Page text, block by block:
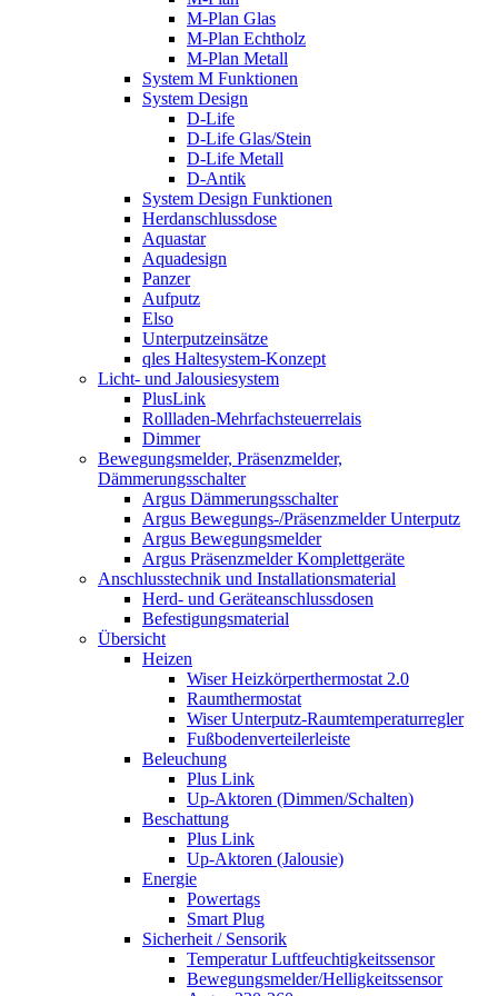
M-Plan Glas
M-Plan Echtholz
M-Plan Metall
System M Funktionen
System Design
D-Life
D-Life Glas/Stein
D-Life Metall
D-Antik
System Design Funktionen
Herdanschlussdose
Aquastar
Aquadesign
Panzer
Aufputz
Elso
Unterputzeinsätze
qles Haltesystem-Konzept
Licht- und Jalousiesystem
PlusLink
Rollladen-Mehrfachsteuerrelais
Dimmer
Bewegungsmelder, Präsenzmelder,
Dämmerungsschalter
Argus Dämmerungsschalter
Argus Bewegungs-/Präsenzmelder Unterputz
Argus Bewegungsmelder
Argus Präsenzmelder Komplettgeräte
Anschlusstechnik und Installationsmaterial
Herd- und Geräteanschlussdosen
Befestigungsmaterial
Übersicht
Heizen
Wiser Heizkörperthermostat 2.0
Raumthermostat
Wiser Unterputz-Raumtemperaturregler
Fußbodenverteilerleiste
Beleuchung
Plus Link
Up-Aktoren (Dimmen/Schalten)
Beschattung
Plus Link
Up-Aktoren (Jalousie)
Energie
Powertags
Smart Plug
Sicherheit / Sensorik
Temperatur Luftfeuchtigkeitssensor
Bewegungsmelder/Helligkeitssensor